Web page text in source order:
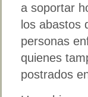
a soportar
los abastos
personas
quienes
postrados